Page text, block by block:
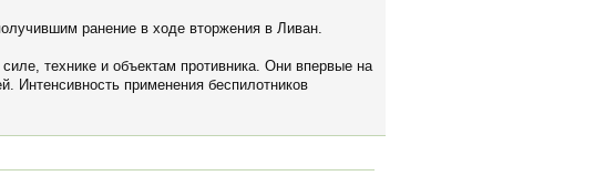
ранение в ходе вторжения в Ливан.
технике и объектам противника. Они впервые на
Интенсивность применения беспилотников